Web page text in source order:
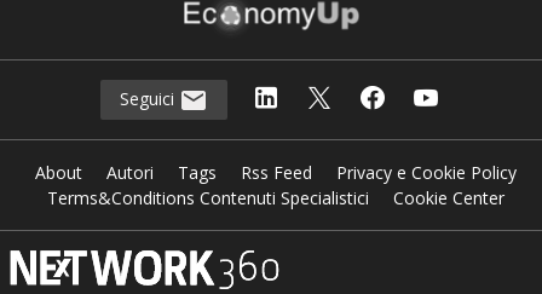
Seguici
About Autori Tags Rss Feed
Privacy e Cookie Policy
Terms&Conditions Contenuti Specialistici
Cookie Center